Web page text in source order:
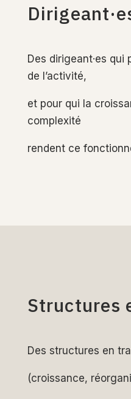
Des dirigeant·es qui
de l’activité,
et pour qui la
complexité
rendent ce
Structures
Des structures en
(croissance,